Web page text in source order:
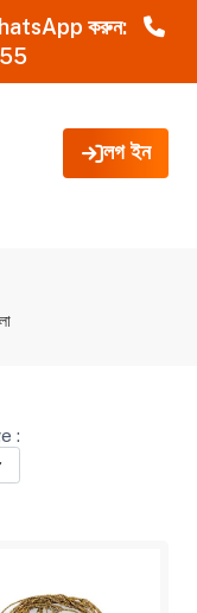
করুন:
লগ ইন
: